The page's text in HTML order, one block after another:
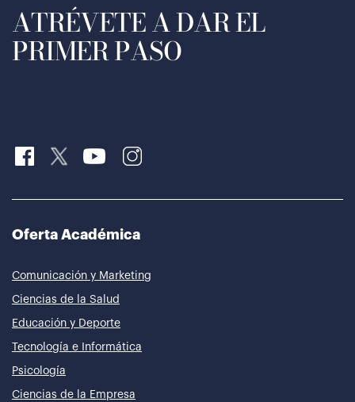
ATRÉVETE A DAR EL
PRIMER PASO
Oferta Académica
Comunicación y Marketing
Ciencias de la Salud
Educación y Deporte
Tecnología e Informática
Psicología
Ciencias de la Empresa